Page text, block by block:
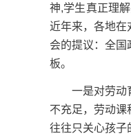
神,学生真正理
近年来，各地在
会的提议：全国
板。
一是对劳动育
不充足，劳动课
往往只关心孩子